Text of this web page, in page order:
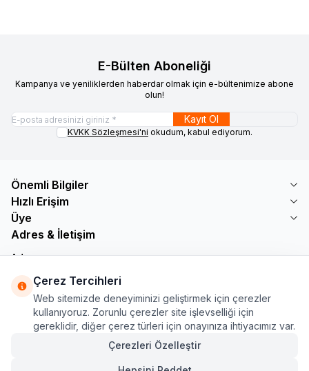
E-Bülten Aboneliği
Kampanya ve yeniliklerden haberdar olmak için e-bültenimize abone
olun!
Kayıt Ol
KVKK Sözleşmesi'ni okudum, kabul ediyorum.
Önemli Bilgiler
Hızlı Erişim
Üye
Adres & İletişim
Adres
İSTANBUL
Telefon
+90 555 560 27 32
E-Posta
ozdnylmz71@gmail.com
Çerez Tercihleri
Web sitemizde deneyiminizi geliştirmek için çerezler
kullanıyoruz. Zorunlu çerezler site işlevselliği için
gereklidir, diğer çerez türleri için onayınıza ihtiyacımız var.
Çerezleri Özelleştir